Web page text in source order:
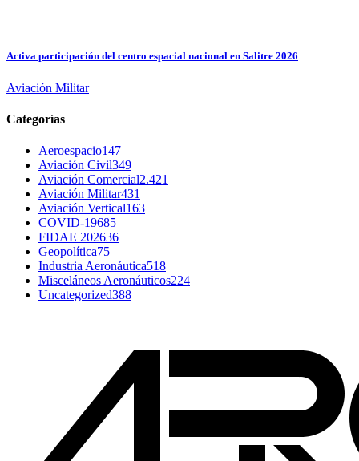
Activa participación del centro espacial nacional en Salitre 2026
Aviación Militar
Categorías
Aeroespacio147
Aviación Civil349
Aviación Comercial2.421
Aviación Militar431
Aviación Vertical163
COVID-19685
FIDAE 202636
Geopolítica75
Industria Aeronáutica518
Misceláneos Aeronáuticos224
Uncategorized388